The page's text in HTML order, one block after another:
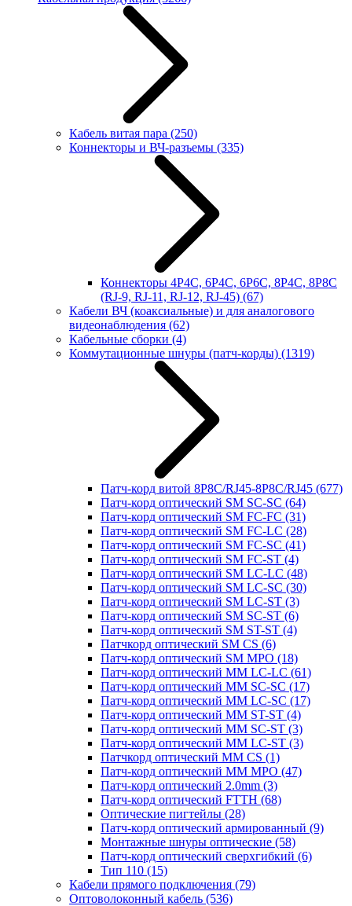
Кабель витая пара (250)
Коннекторы и ВЧ-разъемы (335)
Коннекторы 4P4C, 6P4C, 6P6C, 8P4C, 8P8C
(RJ-9, RJ-11, RJ-12, RJ-45) (67)
Кабели ВЧ (коаксиальные) и для аналогового
видеонаблюдения (62)
Кабельные сборки (4)
Коммутационные шнуры (патч-корды) (1319)
Патч-корд витой 8P8C/RJ45-8P8C/RJ45 (677)
Патч-корд оптический SM SC-SC (64)
Патч-корд оптический SM FC-FC (31)
Патч-корд оптический SM FC-LC (28)
Патч-корд оптический SM FC-SC (41)
Патч-корд оптический SM FC-ST (4)
Патч-корд оптический SM LC-LC (48)
Патч-корд оптический SM LC-SC (30)
Патч-корд оптический SM LC-ST (3)
Патч-корд оптический SM SC-ST (6)
Патч-корд оптический SM ST-ST (4)
Патчкорд оптический SM CS (6)
Патч-корд оптический SM MPO (18)
Патч-корд оптический MM LC-LC (61)
Патч-корд оптический MM SC-SC (17)
Патч-корд оптический MM LC-SC (17)
Патч-корд оптический MM ST-ST (4)
Патч-корд оптический MM SC-ST (3)
Патч-корд оптический MM LC-ST (3)
Патчкорд оптический MM CS (1)
Патч-корд оптический MM MPO (47)
Патч-корд оптический 2.0mm (3)
Патч-корд оптический FTTH (68)
Оптические пигтейлы (28)
Патч-корд оптический армированный (9)
Монтажные шнуры оптические (58)
Патч-корд оптический сверхгибкий (6)
Тип 110 (15)
Кабели прямого подключения (79)
Оптоволоконный кабель (536)